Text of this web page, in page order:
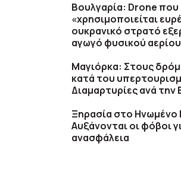
Βουλγαρία: Drone που
«χρησιμοποιείται
ουκρανικό στρατό
αγωγό φυσικού αερίου
Μαγιόρκα: Στους
κατά του
Διαμαρτυρίες ανά
Ξηρασία στο Ηνωμένο
Αυξάνονται οι φόβοι
ανασφάλεια